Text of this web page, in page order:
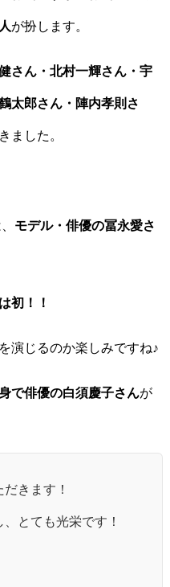
が扮します。
さん・北村一輝さん・宇
太郎さん・陣内孝則さ
ました。
モデル・俳優の冨永愛さ
初！！
演じるのか楽しみですね♪
で俳優の白須慶子さんが
きます！
とても光栄です！